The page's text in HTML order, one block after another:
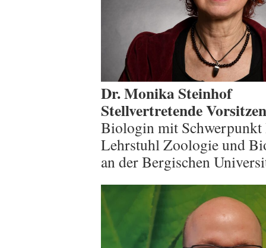
Dr. Monika Steinhof
Stellvertretende
Biologin mit
Lehrstuhl Zoologie und
an der Bergischen